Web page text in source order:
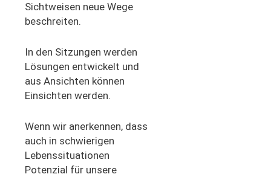
Sichtweisen neue Wege
beschreiten.
In den Sitzungen werden
Lösungen entwickelt und
aus Ansichten können
Einsichten werden.
Wenn wir anerkennen, dass
auch in schwierigen
Lebenssituationen
Potenzial für unsere